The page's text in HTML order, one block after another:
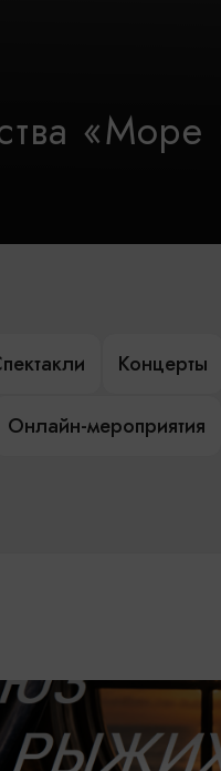
«Море
Концерты
Онлайн-мероприятия